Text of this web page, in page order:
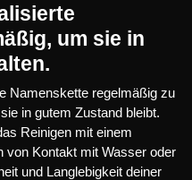
um sie in
Namenskette regelmäßig zu
in gutem Zustand bleibt.
Reinigen mit einem
von Kontakt mit Wasser oder
und Langlebigkeit deiner